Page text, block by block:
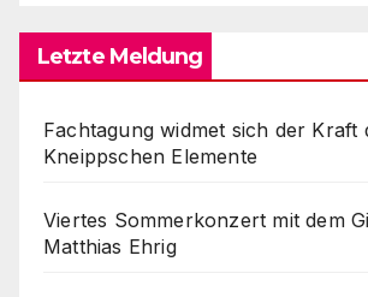
Letzte Meldung
Fachtagung widmet sich der Kraft
Kneippschen Elemente
Viertes Sommerkonzert mit dem
Matthias Ehrig